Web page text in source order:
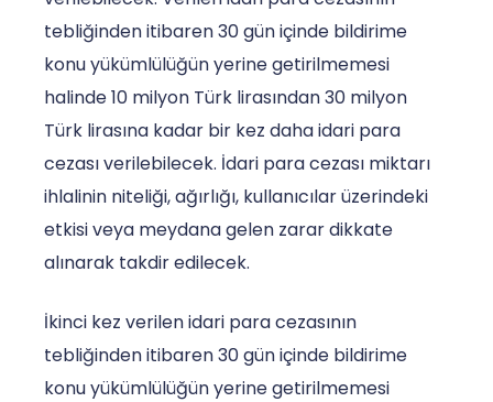
tebliğinden itibaren 30 gün içinde bildirime
konu yükümlülüğün yerine getirilmemesi
halinde 10 milyon Türk lirasından 30 milyon
Türk lirasına kadar bir kez daha idari para
cezası verilebilecek. İdari para cezası miktarı
ihlalinin niteliği, ağırlığı, kullanıcılar üzerindeki
etkisi veya meydana gelen zarar dikkate
alınarak takdir edilecek.
İkinci kez verilen idari para cezasının
tebliğinden itibaren 30 gün içinde bildirime
konu yükümlülüğün yerine getirilmemesi